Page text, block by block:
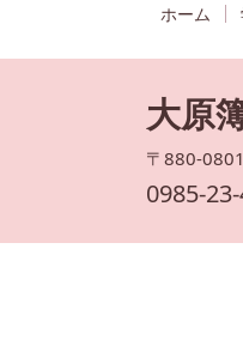
ホーム
大原
〒880-
0985-